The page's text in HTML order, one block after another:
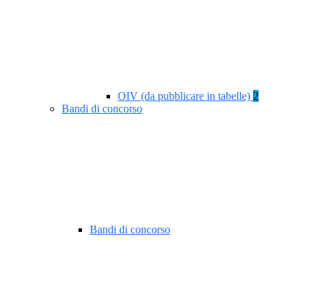
OIV (da pubblicare in tabelle) 2
Bandi di concorso
Bandi di concorso